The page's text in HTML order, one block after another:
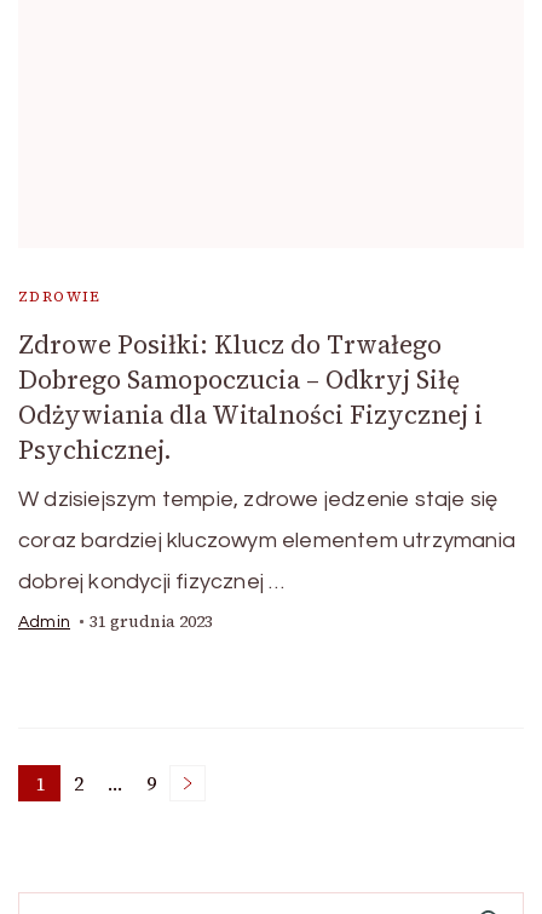
ZDROWIE
Zdrowe Posiłki: Klucz do Trwałego
Dobrego Samopoczucia – Odkryj Siłę
Odżywiania dla Witalności Fizycznej i
Psychicznej.
W dzisiejszym tempie, zdrowe jedzenie staje się
coraz bardziej kluczowym elementem utrzymania
dobrej kondycji fizycznej …
Admin 31 grudnia 2023
Stronicowanie
wpisów
Strona
1 Strona
2 … Strona
9